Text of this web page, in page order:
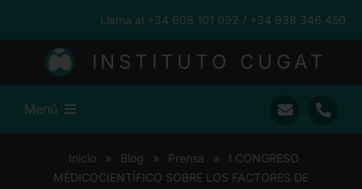
contenido
Llama al +34 608 101 092 / +34 938 346 450
INSTITUTO CUGAT
Menú
Ramón Cugat
Inicio » Blog » Prensa »
I CONGRESO
MÉDICOCIENTÍFICO SOBRE LOS FACTORES DE